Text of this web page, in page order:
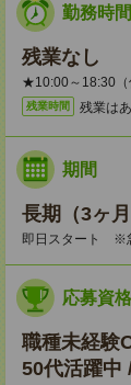
勤務時間
残業なし
★10:00～18:30（
残業時間 残業は
期間
長期（3ヶ月
即日スタート ※
応募資
職種未経験
50代活躍中